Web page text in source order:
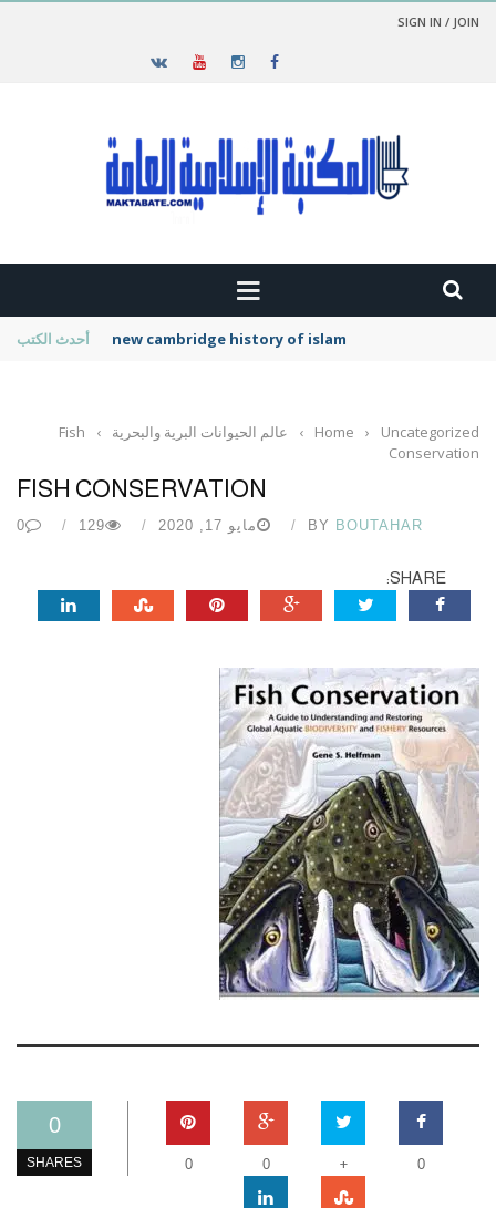
SIGN IN / JOIN
أحدث الكتب new cambridge history of islam
Home › Uncategorized
› عالم الحيوانات البرية والبحرية ›
Fish
Conservation
FISH CONSERVATION
BY BOUTAHAR مايو 17, 2020 129
0
SHARE:
0
SHARES 0
+
0
0